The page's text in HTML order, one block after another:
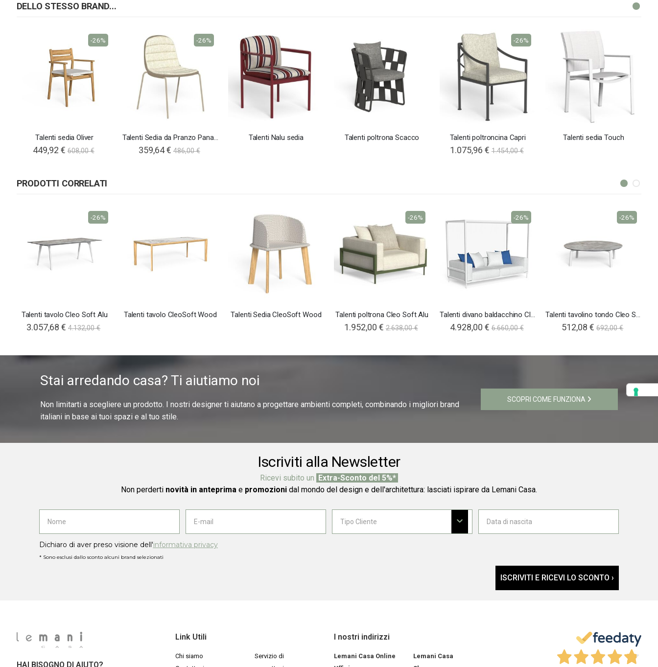
DELLO STESSO BRAND...
Talenti sedia Oliver
449,92 € 608,00 €
-26%
Talenti Sedia da Pranzo Panama
359,64 € 486,00 €
-26%
Talenti Nalu sedia Talenti poltrona Scacco Talenti poltroncina Capri
1.075,96 € 1.454,00 €
-26%
Talenti sedia Touch
PRODOTTI CORRELATI
Talenti tavolo Cleo Soft Alu
3.057,68 € 4.132,00 €
-26%
Talenti tavolo CleoSoft Wood Talenti Sedia CleoSoft Wood Talenti poltrona Cleo Soft Alu
1.952,00 € 2.638,00 €
-26%
Talenti divano baldacchino Cleo Soft Alu
4.928,00 € 6.660,00 €
-26%
Talenti tavolino tondo Cleo Soft Alu
512,08 € 692,00 €
-26%
Stai arredando casa? Ti aiutiamo noi
Non limitarti a scegliere un prodotto. I nostri designer ti aiutano a progettare ambienti completi, combinando i migliori brand
italiani in base ai tuoi spazi e al tuo stile.
SCOPRI COME FUNZIONA
Iscriviti alla Newsletter
Ricevi subito un Extra-Sconto del 5%*
Non perderti novità in anteprima e promozionidal mondo del design e dell'architettura: lasciati ispirare da Lemani Casa.
Dichiaro di aver preso visione dell'informativa privacy
* Sono esclusi dallo sconto alcuni brand selezionati
ISCRIVITI E RICEVI LO SCONTO ›
HAI BISOGNO DI AIUTO?
Link Utili
Chi siamo
Servizio di
I nostri indirizzi
Lemani Casa Online
Lemani Casa